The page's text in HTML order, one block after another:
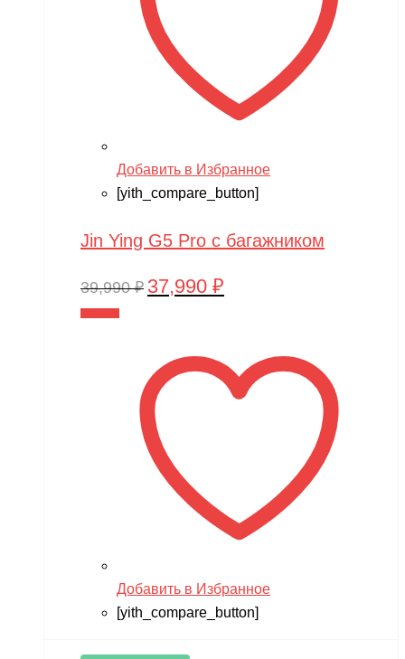
Добавить в Избранное
[yith_compare_button]
Jin Ying G5 Pro с багажником
39,990₽ Первоначальная
39,990 ₽.
37,990 ₽
Добавить в Избранное
[yith_compare_button]